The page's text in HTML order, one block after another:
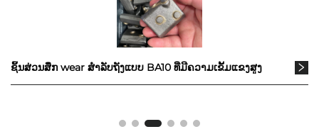
ຊິ້ນສ່ວນສຶກ wear ສໍາລັບຖັງແບບ BA10 ທີ່ມີຄວາມເຂັ້ມແຂງສູງ